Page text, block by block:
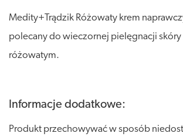
Medity+Trądzik Różowaty krem
polecany do wieczornej pielęgnacji skóry
różowatym.
Informacje dodatkowe:
Produkt przechowywać w sposób